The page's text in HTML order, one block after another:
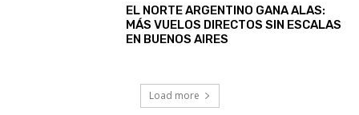
EL NORTE ARGENTINO GANA ALAS:
MÁS VUELOS DIRECTOS SIN ESCALAS
EN BUENOS AIRES
Load more